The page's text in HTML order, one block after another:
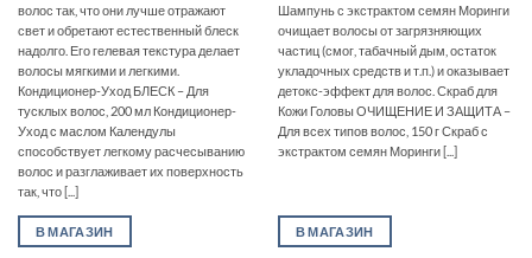
волос так, что они лучше отражают
свет и обретают естественный блеск
надолго. Его гелевая текстура делает
волосы мягкими и легкими.
Кондиционер-Уход БЛЕСК – Для
тусклых волос, 200 мл Кондиционер-
Уход с маслом Календулы
способствует легкому расчесыванию
волос и разглаживает их поверхность
так, что [...]
В МАГАЗИН
Шампунь с экстрактом семян Моринги
очищает волосы от загрязняющих
частиц (смог, табачный дым, остаток
укладочных средств и т.п.) и оказывает
детокс-эффект для волос. Скраб для
Кожи Головы ОЧИЩЕНИЕ И ЗАЩИТА –
Для всех типов волос, 150 г Скраб с
экстрактом семян Моринги [...]
В МАГАЗИН